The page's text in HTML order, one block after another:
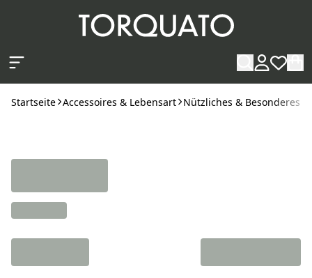
Startseite Accessoires & Lebensart Nützliches & Besonderes